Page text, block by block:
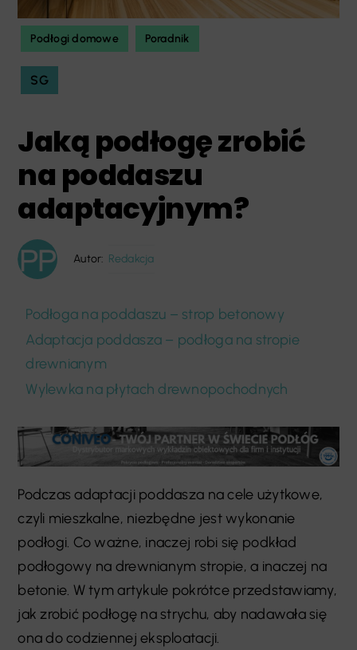
Podłogi domowe Poradnik
SG
Jaką podłogę zrobić
na poddaszu
adaptacyjnym?
Autor: Redakcja
Podłoga na poddaszu – strop betonowy
Adaptacja poddasza – podłoga na stropie
drewnianym
Wylewka na płytach drewnopochodnych
Podczas adaptacji poddasza na cele użytkowe,
czyli mieszkalne, niezbędne jest wykonanie
podłogi. Co ważne, inaczej robi się podkład
podłogowy na drewnianym stropie, a inaczej na
betonie. W tym artykule pokrótce przedstawiamy,
jak zrobić podłogę na strychu, aby nadawała się
ona do codziennej eksploatacji.